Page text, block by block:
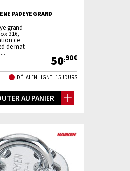
PADEYE GRAND
grand
316,
de
de mat
50,90€
DÉLAI EN LIGNE : 15 JOURS
AU PANIER